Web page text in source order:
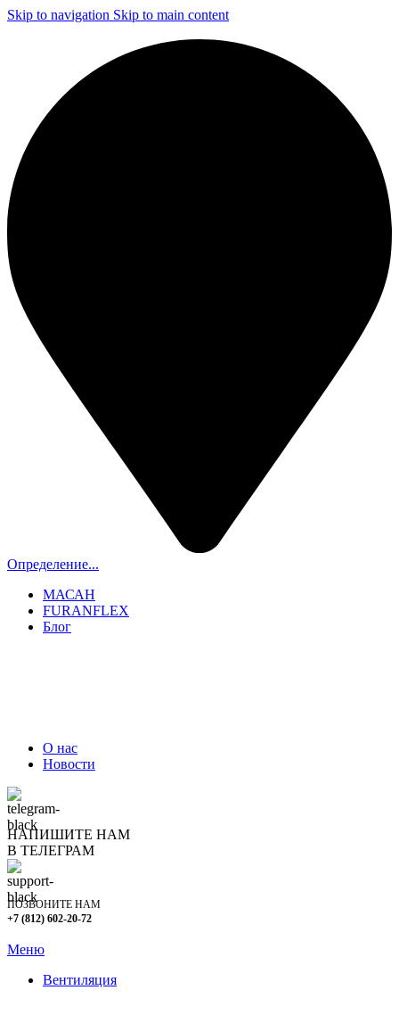
Skip to navigation Skip to main content
Определение...
МАСАН
FURANFLEX
Блог
О нас
Новости
НАПИШИТЕ НАМ
В ТЕЛЕГРАМ
ПОЗВОНИТЕ НАМ
+7 (812) 602-20-72
Меню
Вентиляция